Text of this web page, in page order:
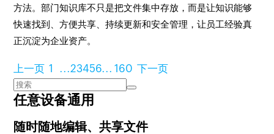
方法。部门知识库不只是把文件集中存放，而是让知识能够
快速找到、方便共享、持续更新和安全管理，让员工经验真
正沉淀为企业资产。
上一页1 ...23456... 160 下一页
任意设备通用
随时随地编辑、共享文件